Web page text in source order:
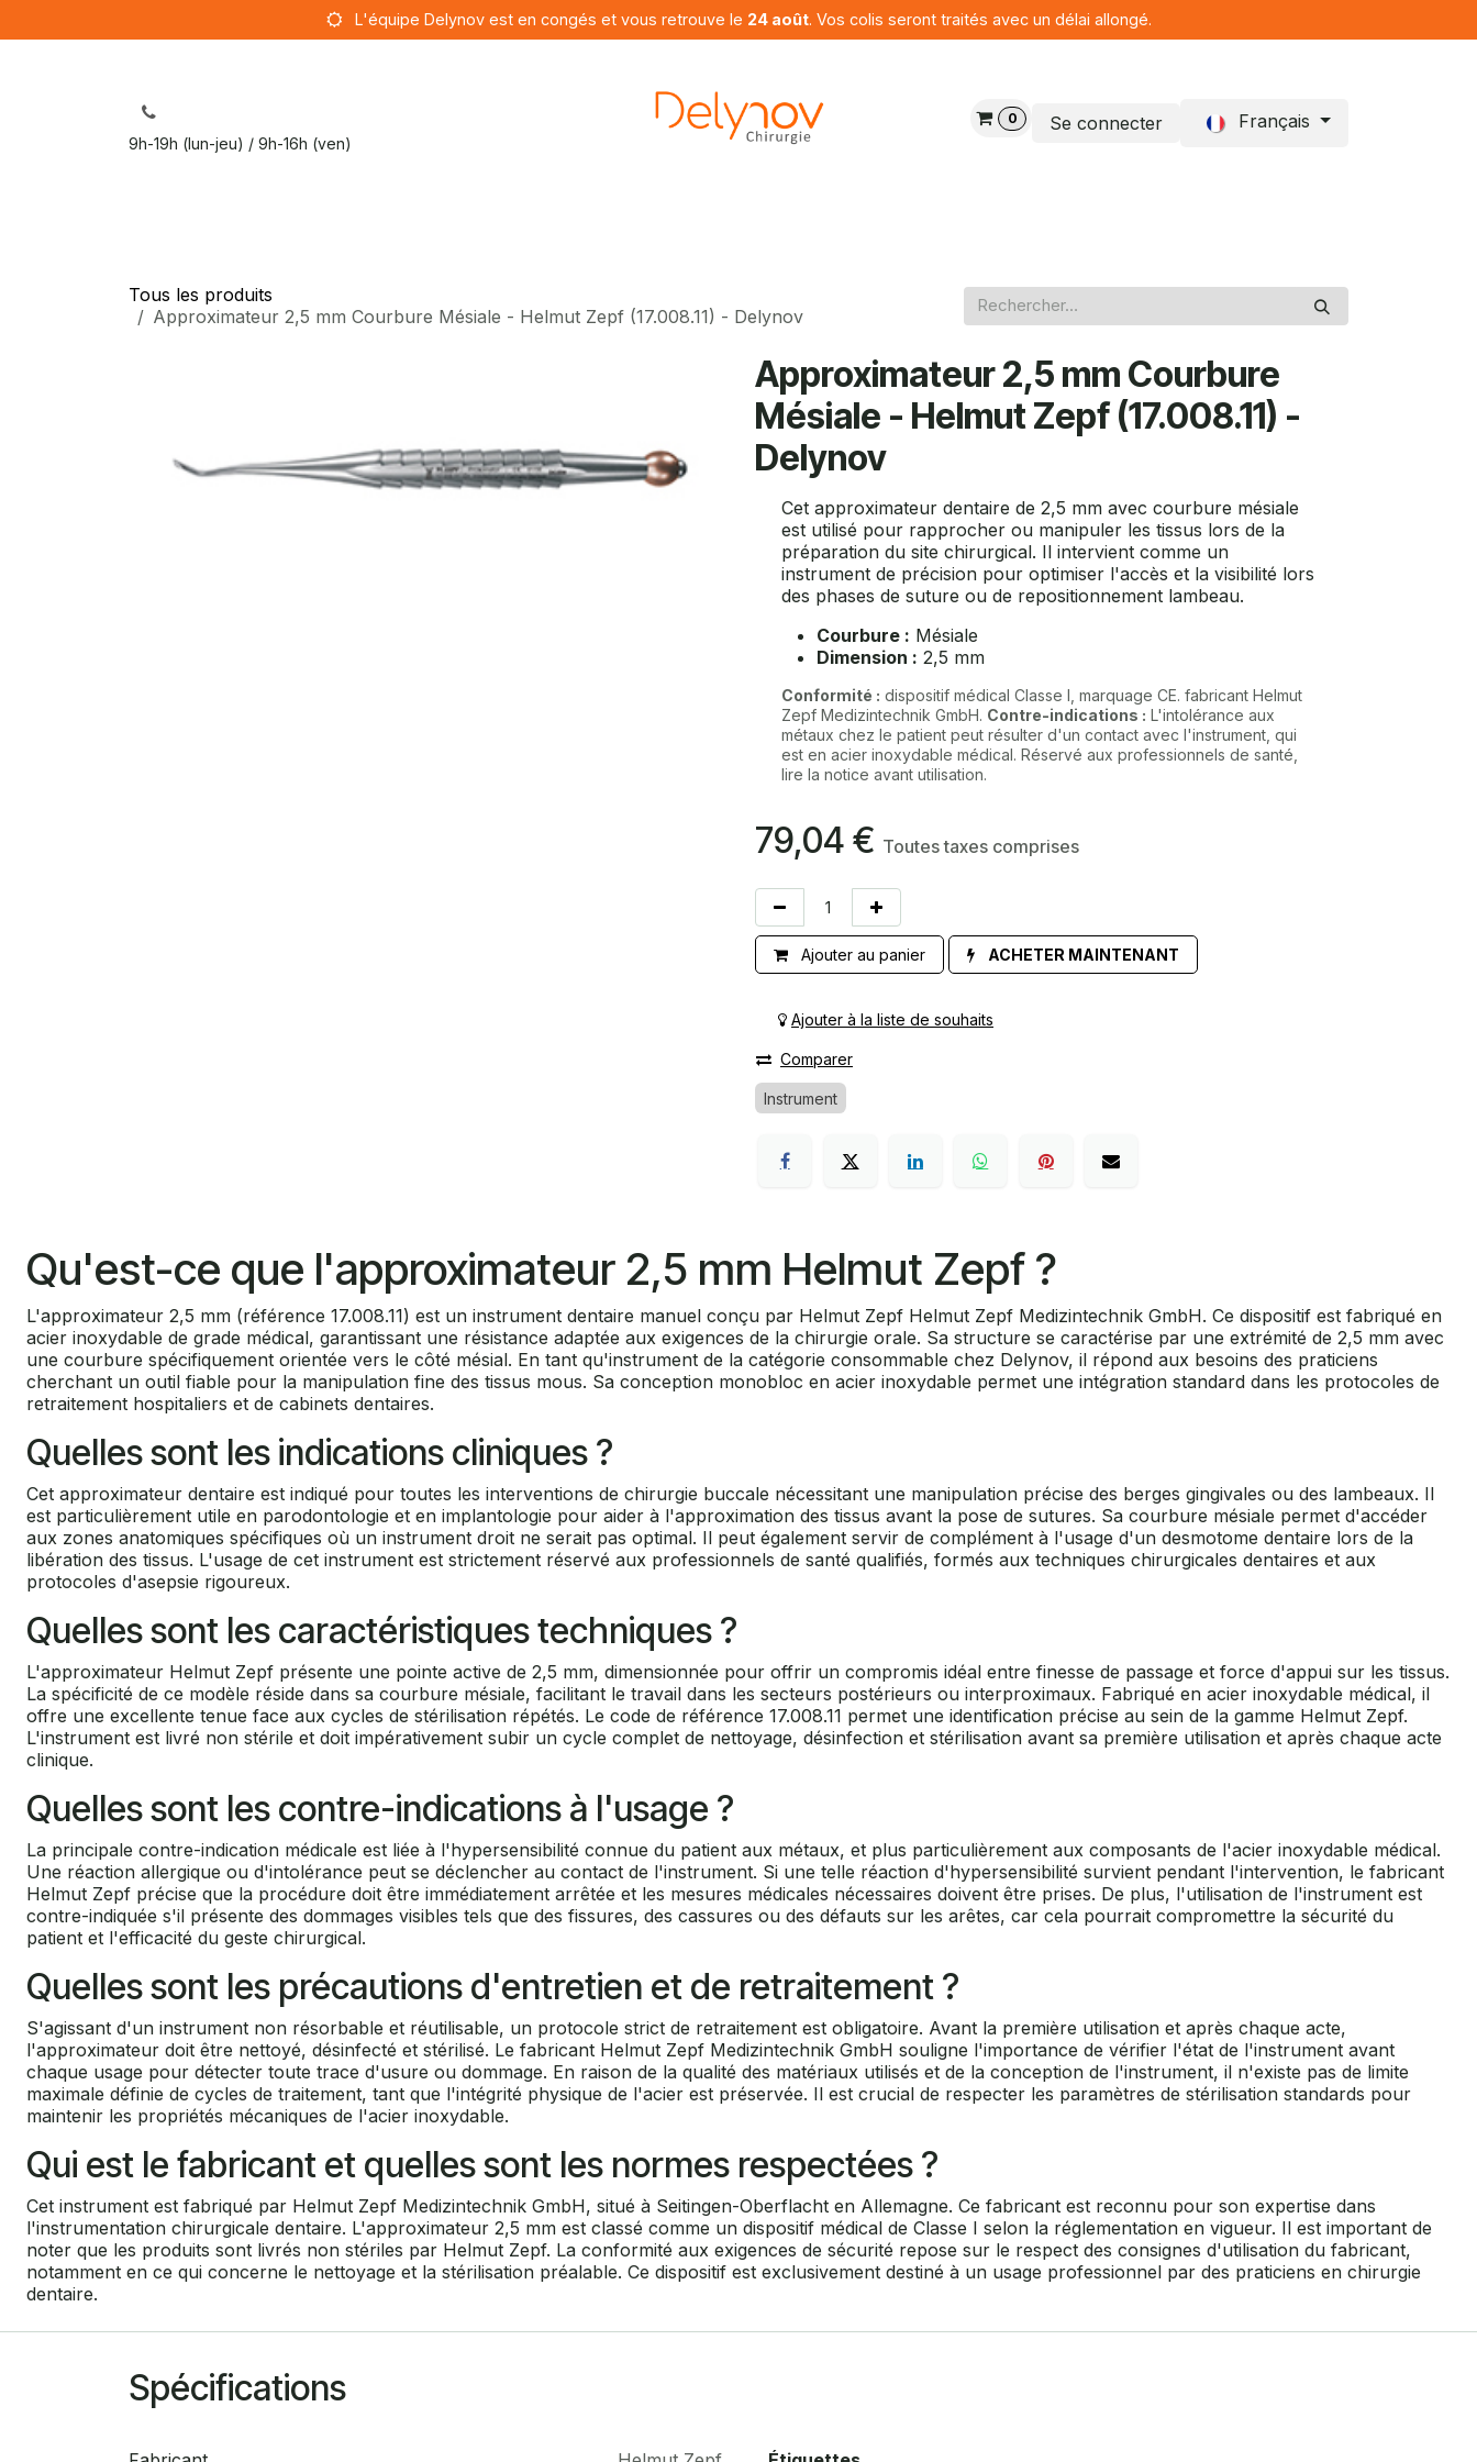
L'équipe Delynov est en congés et vous retrouve le 24 août. Vos colis seront traités avec un délai allongé.
9h-19h (lun-jeu) / 9h-16h (ven)
0 Se connecter Français
Tous les produits
Approximateur 2,5 mm Courbure Mésiale - Helmut Zepf (17.008.11) - Delynov
Approximateur 2,5 mm Courbure
Mésiale - Helmut Zepf (17.008.11) -
Delynov
Cet approximateur dentaire de 2,5 mm avec courbure mésiale
est utilisé pour rapprocher ou manipuler les tissus lors de la
préparation du site chirurgical. Il intervient comme un
instrument de précision pour optimiser l'accès et la visibilité lors
des phases de suture ou de repositionnement lambeau.
Courbure : Mésiale
Dimension : 2,5 mm
Conformité : dispositif médical Classe I, marquage CE. fabricant Helmut
Zepf Medizintechnik GmbH. Contre-indications : L'intolérance aux
métaux chez le patient peut résulter d'un contact avec l'instrument, qui
est en acier inoxydable médical. Réservé aux professionnels de santé,
lire la notice avant utilisation.
79,04 € Toutes taxes comprises
Ajouter au panier ACHETER MAINTENANT
Ajouter à la liste de souhaits
Comparer
Instrument
Qu'est-ce que l'approximateur 2,5 mm Helmut Zepf ?
L'approximateur 2,5 mm (référence 17.008.11) est un instrument dentaire manuel conçu par Helmut Zepf Helmut Zepf Medizintechnik GmbH. Ce dispositif est fabriqué en
acier inoxydable de grade médical, garantissant une résistance adaptée aux exigences de la chirurgie orale. Sa structure se caractérise par une extrémité de 2,5 mm avec
une courbure spécifiquement orientée vers le côté mésial. En tant qu'instrument de la catégorie consommable chez Delynov, il répond aux besoins des praticiens
cherchant un outil fiable pour la manipulation fine des tissus mous. Sa conception monobloc en acier inoxydable permet une intégration standard dans les protocoles de
retraitement hospitaliers et de cabinets dentaires.
Quelles sont les indications cliniques ?
Cet approximateur dentaire est indiqué pour toutes les interventions de chirurgie buccale nécessitant une manipulation précise des berges gingivales ou des lambeaux. Il
est particulièrement utile en parodontologie et en implantologie pour aider à l'approximation des tissus avant la pose de sutures. Sa courbure mésiale permet d'accéder
aux zones anatomiques spécifiques où un instrument droit ne serait pas optimal. Il peut également servir de complément à l'usage d'un desmotome dentaire lors de la
libération des tissus. L'usage de cet instrument est strictement réservé aux professionnels de santé qualifiés, formés aux techniques chirurgicales dentaires et aux
protocoles d'asepsie rigoureux.
Quelles sont les caractéristiques techniques ?
L'approximateur Helmut Zepf présente une pointe active de 2,5 mm, dimensionnée pour offrir un compromis idéal entre finesse de passage et force d'appui sur les tissus.
La spécificité de ce modèle réside dans sa courbure mésiale, facilitant le travail dans les secteurs postérieurs ou interproximaux. Fabriqué en acier inoxydable médical, il
offre une excellente tenue face aux cycles de stérilisation répétés. Le code de référence 17.008.11 permet une identification précise au sein de la gamme Helmut Zepf.
L'instrument est livré non stérile et doit impérativement subir un cycle complet de nettoyage, désinfection et stérilisation avant sa première utilisation et après chaque acte
clinique.
Quelles sont les contre-indications à l'usage ?
La principale contre-indication médicale est liée à l'hypersensibilité connue du patient aux métaux, et plus particulièrement aux composants de l'acier inoxydable médical.
Une réaction allergique ou d'intolérance peut se déclencher au contact de l'instrument. Si une telle réaction d'hypersensibilité survient pendant l'intervention, le fabricant
Helmut Zepf précise que la procédure doit être immédiatement arrêtée et les mesures médicales nécessaires doivent être prises. De plus, l'utilisation de l'instrument est
contre-indiquée s'il présente des dommages visibles tels que des fissures, des cassures ou des défauts sur les arêtes, car cela pourrait compromettre la sécurité du
patient et l'efficacité du geste chirurgical.
Quelles sont les précautions d'entretien et de retraitement ?
S'agissant d'un instrument non résorbable et réutilisable, un protocole strict de retraitement est obligatoire. Avant la première utilisation et après chaque acte,
l'approximateur doit être nettoyé, désinfecté et stérilisé. Le fabricant Helmut Zepf Medizintechnik GmbH souligne l'importance de vérifier l'état de l'instrument avant
chaque usage pour détecter toute trace d'usure ou dommage. En raison de la qualité des matériaux utilisés et de la conception de l'instrument, il n'existe pas de limite
maximale définie de cycles de traitement, tant que l'intégrité physique de l'acier est préservée. Il est crucial de respecter les paramètres de stérilisation standards pour
maintenir les propriétés mécaniques de l'acier inoxydable.
Qui est le fabricant et quelles sont les normes respectées ?
Cet instrument est fabriqué par Helmut Zepf Medizintechnik GmbH, situé à Seitingen-Oberflacht en Allemagne. Ce fabricant est reconnu pour son expertise dans
l'instrumentation chirurgicale dentaire. L'approximateur 2,5 mm est classé comme un dispositif médical de Classe I selon la réglementation en vigueur. Il est important de
noter que les produits sont livrés non stériles par Helmut Zepf. La conformité aux exigences de sécurité repose sur le respect des consignes d'utilisation du fabricant,
notamment en ce qui concerne le nettoyage et la stérilisation préalable. Ce dispositif est exclusivement destiné à un usage professionnel par des praticiens en chirurgie
dentaire.
Spécifications